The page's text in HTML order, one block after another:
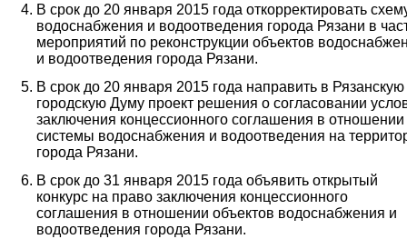
В срок до 20 января 2015 года откорректировать
водоснабжения и водоотведения города Рязани в
мероприятий по реконструкции объектов
и водоотведения города Рязани.
В срок до 20 января 2015 года направить в Рязанскую
городскую Думу проект решения о согласовании
заключения концессионного соглашения в отношении
системы водоснабжения и водоотведения на
города Рязани.
В срок до 31 января 2015 года объявить открытый
конкурс на право заключения концессионного
соглашения в отношении объектов водоснабжения и
водоотведения города Рязани.